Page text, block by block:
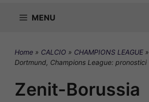
MENU
Home » CALCIO » CHAMPIONS LEAGUE»
Dortmund, Champions League: pronostici
Zenit-Borussia